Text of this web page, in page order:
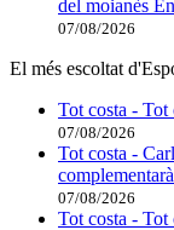
del moianès
07/08/2026
El més escoltat
Tot costa - Tot
07/08/2026
Tot costa -
07/08/2026
Tot costa - Tot